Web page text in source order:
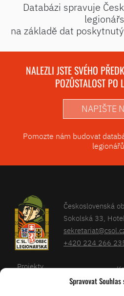
Spravovat
Databázi spravuje
na základě dat
NALEZLI JSTE SVÉHO
POZŮSTALOST PO
NAPIŠTE
Pomozte nám budovat
Československá
Sokolská 33,
+420 224 266
Projekty